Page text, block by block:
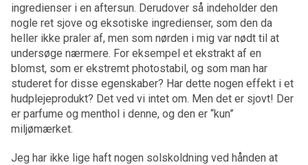
ingredienser i en aftersun. Derudover så indeholder den
nogle ret sjove og eksotiske ingredienser, som den da
heller ikke praler af, men som nørden i mig var nødt til at
undersøge nærmere. For eksempel et ekstrakt af en
blomst, som er ekstremt photostabil, og som man har
studeret for disse egenskaber? Har dette nogen effekt i et
hudplejeprodukt? Det ved vi intet om. Men det er sjovt! Der
er parfume og menthol i denne, og den er “kun”
miljømærket.
Jeg har ikke lige haft nogen solskoldning ved hånden at